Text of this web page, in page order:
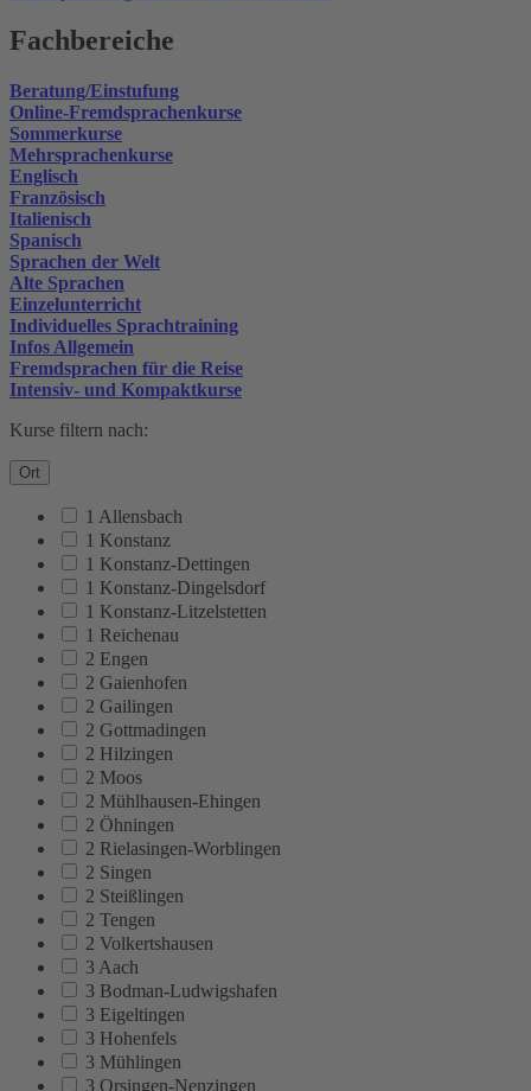
Fachbereiche
Beratung/Einstufung
Online-Fremdsprachenkurse
Sommerkurse
Mehrsprachenkurse
Englisch
Französisch
Italienisch
Spanisch
Sprachen der Welt
Alte Sprachen
Einzelunterricht
Individuelles Sprachtraining
Infos Allgemein
Fremdsprachen für die Reise
Intensiv- und Kompaktkurse
Kurse filtern nach:
Ort
1 Allensbach
1 Konstanz
1 Konstanz-Dettingen
1 Konstanz-Dingelsdorf
1 Konstanz-Litzelstetten
1 Reichenau
2 Engen
2 Gaienhofen
2 Gailingen
2 Gottmadingen
2 Hilzingen
2 Moos
2 Mühlhausen-Ehingen
2 Öhningen
2 Rielasingen-Worblingen
2 Singen
2 Steißlingen
2 Tengen
2 Volkertshausen
3 Aach
3 Bodman-Ludwigshafen
3 Eigeltingen
3 Hohenfels
3 Mühlingen
3 Orsingen-Nenzingen